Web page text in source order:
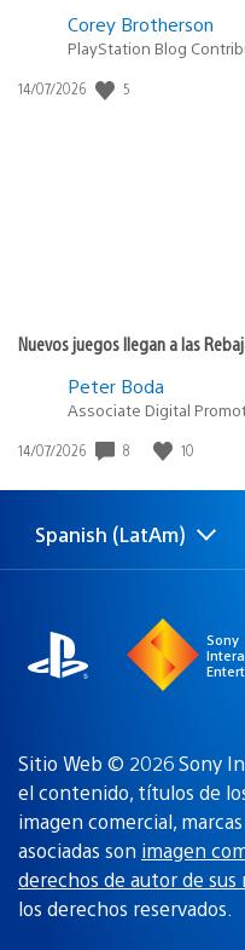
Corey Brotherson
PlayStation Blog
Fecha
14/07/2026 5
Nuevos juegos llegan a las
Peter Boda
Associate Digital
Fecha
publicación:
14/07/2026 8 10
Elige
una
Región
actual:
Spanish (LatAm)
Sony
Sitio Web © 2026 Sony
el contenido, títulos de
imagen comercial,
asociadas son imagen
derechos de autor de
los derechos reservados.